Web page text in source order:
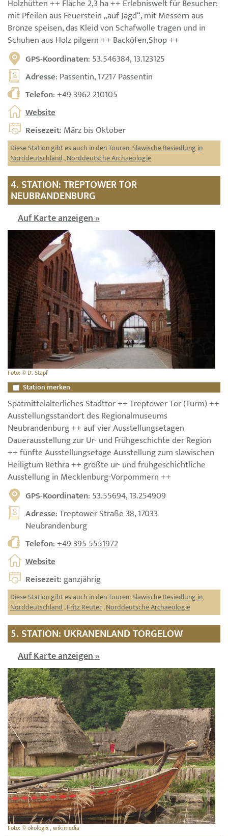
Holzhütten ++ Fläche 2,3 ha ++ Erlebniswelt für Besucher:
mit Pfeilen aus Feuerstein „auf Jagd“, mit Messern aus
Bronze speisen, das Kleid von Schafwolle tragen und in
Schuhen aus Holz pilgern ++ Backöfen,Shop ++
GPS-Koordinaten: 53.546384, 13.123125
Adresse: Passentin, 17217 Passentin
Telefon:+49 3962 210105
Website
Reisezeit: März bis Oktober
Diese Station gibt es auch in den Touren:Slawische Besiedlung in
Norddeutschland,Norddeutsche Archaeologie
4. STATION: TREPTOWER TOR
NEUBRANDENBURG
Auf Karte anzeigen »
Foto: © D. Stapf
Station merken
Spätmittelalterliches Stadttor ++ Treptower Tor (Turm) ++
Ausstellungsstandort des Regionalmuseums
Neubrandenburg ++ auf vier Ausstellungsetagen
Dauerausstellung zur Ur- und Frühgeschichte der Region
++ fünfte Ausstellungsetage Ausstellung zum slawischen
Heiligtum Rethra ++ größte ur- und frühgeschichtliche
Ausstellung in Mecklenburg-Vorpommern ++
GPS-Koordinaten: 53.55694, 13.254909
Adresse: Treptower Straße 38, 17033
Neubrandenburg
Telefon:+49 395 5551972
Website
Reisezeit: ganzjährig
Diese Station gibt es auch in den Touren:Slawische Besiedlung in
Norddeutschland,Fritz Reuter,Norddeutsche Archaeologie
5. STATION: UKRANENLAND TORGELOW
Auf Karte anzeigen »
Foto: © ökologix , wikimedia